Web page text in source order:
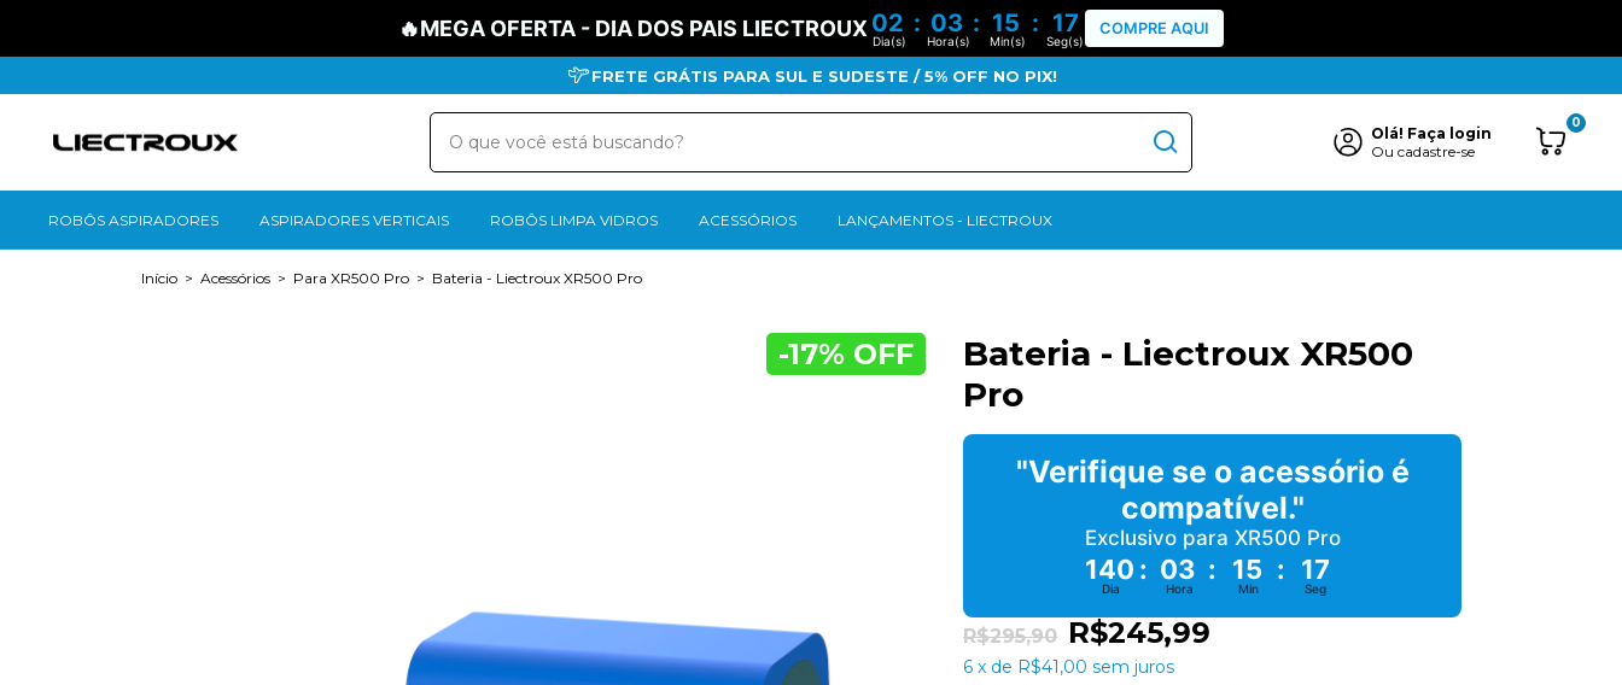
🔥MEGA OFERTA - DIA DOS PAIS LIECTROUX 02 : 03 : 15 : 16
Dia(s) Hora(s) Min(s) Seg(s)
COMPRE AQUI
FRETE GRÁTIS PARA SUL E SUDESTE / 5% OFF NO PIX!
Olá! Faça login
Ou cadastre-se
0
ROBÔS ASPIRADORES ASPIRADORES VERTICAIS ROBÔS LIMPA VIDROS ACESSÓRIOS LANÇAMENTOS - LIECTROUX
Início > Acessórios > Para XR500 Pro > Bateria - Liectroux XR500 Pro
-17% OFF
Bateria - Liectroux XR500
Pro
"Verifique se o acessório é
compatível."
Exclusivo para XR500 Pro
140 : 03 : 15 : 16
Dia Hora Min Seg
R$295,90 R$245,99
6 x de R$41,00 sem juros